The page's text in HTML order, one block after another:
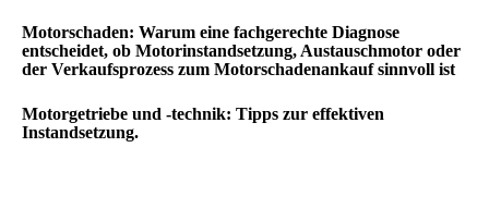
Motorschaden: Warum eine fachgerechte Diagnose
entscheidet, ob Motorinstandsetzung, Austauschmotor oder
der Verkaufsprozess zum Motorschadenankauf sinnvoll ist
Motorgetriebe und -technik: Tipps zur effektiven
Instandsetzung.